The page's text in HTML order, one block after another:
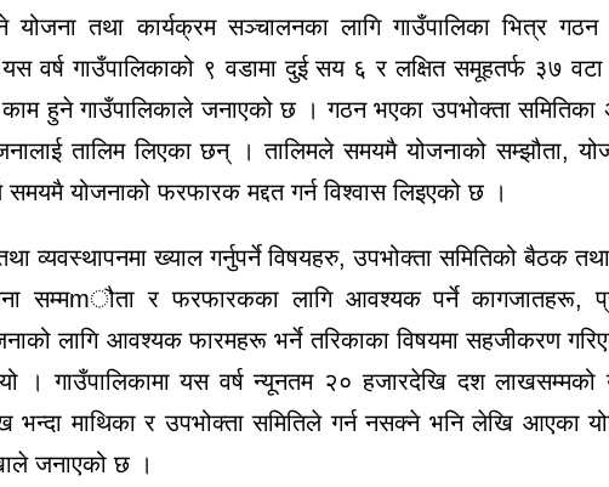
तथा कार्यक्रम सञ्चालनका लागि गाउँपालिका भित्र गठन
यस वर्ष गाउँपालिकाको ९ वडामा दुई सय ६ र लक्षित समूहतर्फ ३७
काम हुने गाउँपालिकाले जनाएको छ । गठन भएका उपभोक्ता समितिका
तालिम लिएका छन् । तालिमले समयमै योजनाको सम्झौता,
योजनाको फरफारक मद्दत गर्न विश्वास लिइएको छ ।
व्यवस्थापनमा ख्याल गर्नुपर्ने विषयहरु, उपभोक्ता समितिको बैठक
सम्मmौता र फरफारकका लागि आवश्यक पर्ने कागजातहरू,
लागि आवश्यक फारमहरू भर्ने तरिकाका विषयमा सहजीकरण
। गाउँपालिकामा यस वर्ष न्यूनतम २० हजारदेखि दश लाखसम्मको
भन्दा माथिका र उपभोक्ता समितिले गर्न नसक्ने भनि लेखि आएका
जनाएको छ ।